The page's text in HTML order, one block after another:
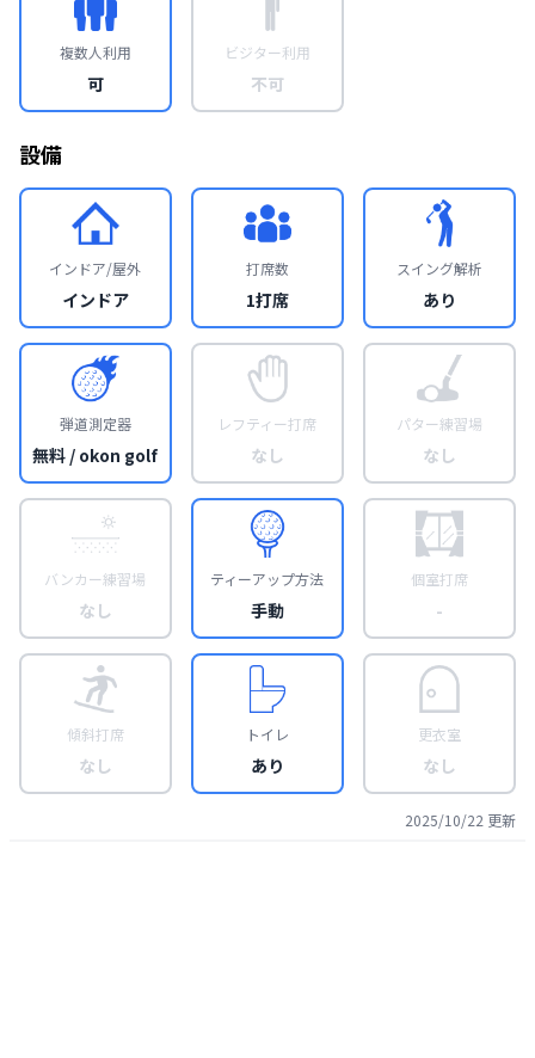
複数人利用
可
ビジター利用
不可
設備
インドア/屋外
インドア
打席数
1打席
スイング解析
あり
弾道測定器
無料 / okon golf
レフティー打席
なし
パター練習場
なし
バンカー練習場
なし
ティーアップ方法
手動
個室打席
-
傾斜打席
なし
トイレ
あり
更衣室
なし
2025/10/22 更新